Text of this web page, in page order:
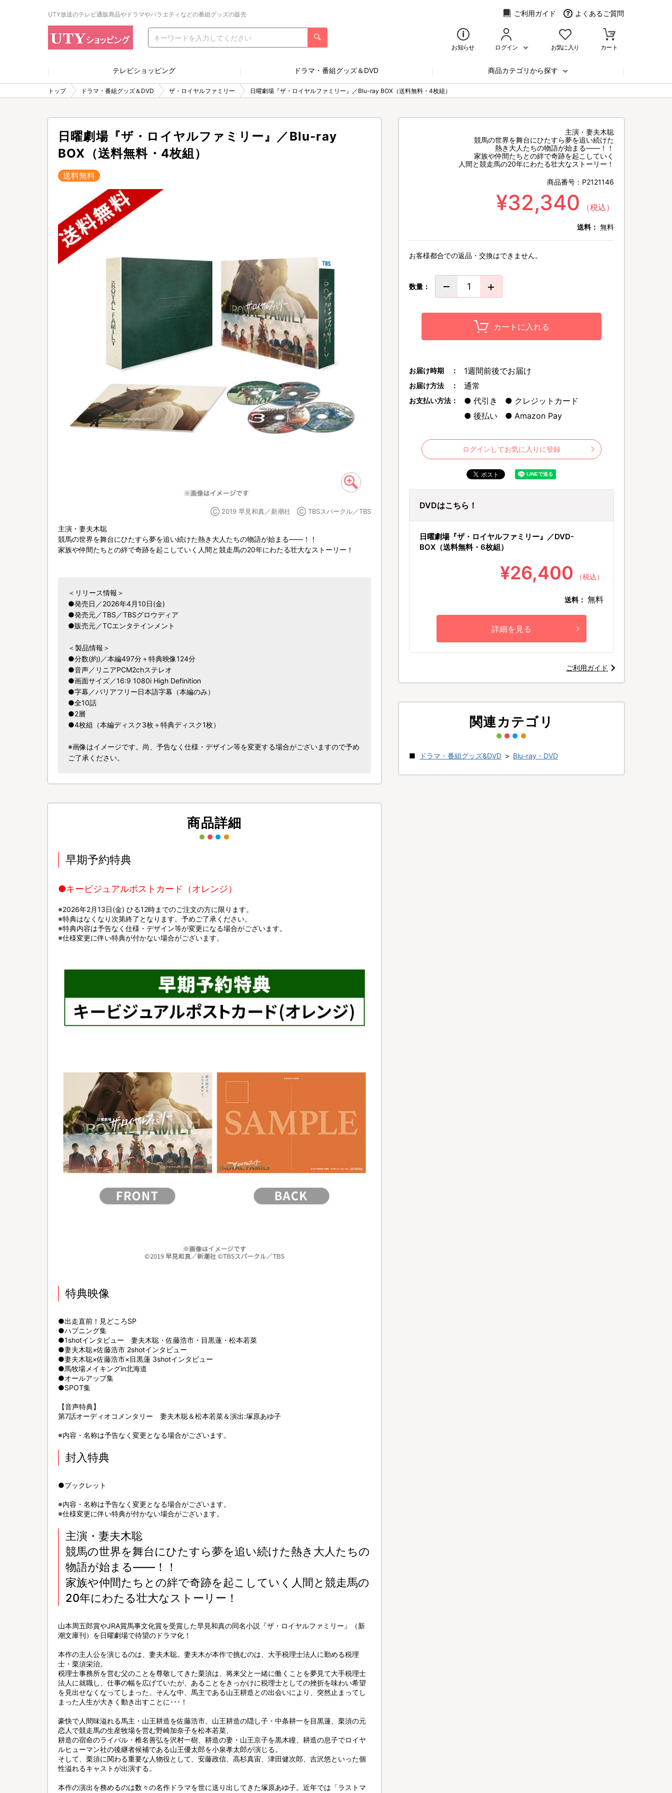
UTY放送のテレビ通販商品やドラマやバラエティなどの番組グッズの販売 ご利用ガイド よくあるご質問
お知らせ ログイン お気に入り カート
テレビショッピング ドラマ・番組グッズ＆DVD 商品カテゴリから探す
トップ ドラマ・番組グッズ＆DVD ザ・ロイヤルファミリー 日曜劇場『ザ・ロイヤルファミリー』／Blu-ray BOX（送料無料・4枚組）
日曜劇場『ザ・ロイヤルファミリー』／Blu-ray
BOX（送料無料・4枚組）
送料無料
Ⓒ 2019 早見和真／新潮社 Ⓒ TBSスパークル／TBS
主演・妻夫木聡
競馬の世界を舞台にひたすら夢を追い続けた熱き大人たちの物語が始まる――！！
家族や仲間たちとの絆で奇跡を起こしていく人間と競走馬の20年にわたる壮大なストーリー！
＜リリース情報＞
●発売日／2026年4月10日(金)
●発売元／TBS／TBSグロウディア
●販売元／TCエンタテインメント
＜製品情報＞
●分数(約)／本編497分＋特典映像124分
●音声／リニアPCM2chステレオ
●画面サイズ／16:9 1080i High Definition
●字幕／バリアフリー日本語字幕（本編のみ）
●全10話
●2層
●4枚組（本編ディスク3枚＋特典ディスク1枚）
※画像はイメージです。尚、予告なく仕様・デザイン等を変更する場合がございますので予め
ご了承ください。
商品詳細
早期予約特典
●キービジュアルポストカード（オレンジ）
※2026年2月13日(金) ひる12時までのご注文の方に限ります。
※特典はなくなり次第終了となります。予めご了承ください。
※特典内容は予告なく仕様・デザイン等が変更になる場合がございます。
※仕様変更に伴い特典が付かない場合がございます。
特典映像
●出走直前！見どころSP
●ハプニング集
●1shotインタビュー 妻夫木聡・佐藤浩市・目黒蓮・松本若菜
●妻夫木聡×佐藤浩市 2shotインタビュー
●妻夫木聡×佐藤浩市×目黒蓮 3shotインタビュー
●馬牧場メイキングin北海道
●オールアップ集
●SPOT集
【音声特典】
第7話オーディオコメンタリー 妻夫木聡＆松本若菜＆演出:塚原あゆ子
※内容・名称は予告なく変更となる場合がございます。
封入特典
●ブックレット
※内容・名称は予告なく変更となる場合がございます。
※仕様変更に伴い特典が付かない場合がございます。
主演・妻夫木聡
競馬の世界を舞台にひたすら夢を追い続けた熱き大人たちの
物語が始まる――！！
家族や仲間たちとの絆で奇跡を起こしていく人間と競走馬の
20年にわたる壮大なストーリー！
山本周五郎賞やJRA賞馬事文化賞を受賞した早見和真の同名小説『ザ・ロイヤルファミリー』（新
潮文庫刊）を日曜劇場で待望のドラマ化！
本作の主人公を演じるのは、妻夫木聡。妻夫木が本作で挑むのは、大手税理士法人に勤める税理
士・栗須栄治。
税理士事務所を営む父のことを尊敬してきた栗須は、将来父と一緒に働くことを夢見て大手税理士
法人に就職し、仕事の幅を広げていたが、あることをきっかけに税理士としての挫折を味わい希望
を見出せなくなってしまった。そんな中、馬主である山王耕造との出会いにより、突然止まってし
まった人生が大きく動き出すことに･･･！
豪快で人間味溢れる馬主・山王耕造を佐藤浩市、山王耕造の隠し子・中条耕一を目黒蓮、栗須の元
恋人で競走馬の生産牧場を営む野崎加奈子を松本若菜、
耕造の宿命のライバル・椎名善弘を沢村一樹、耕造の妻・山王京子を黒木瞳、耕造の息子でロイヤ
ルヒューマン社の後継者候補である山王優太郎を小泉孝太郎が演じる。
そして、栗須に関わる重要な人物役として、安藤政信、高杉真宙、津田健次郎、吉沢悠といった個
性溢れるキャストが出演する。
本作の演出を務めるのは数々の名作ドラマを世に送り出してきた塚原あゆ子。近年では「ラストマ
主演・妻夫木聡
競馬の世界を舞台にひたすら夢を追い続けた
熱き大人たちの物語が始まる――！！
家族や仲間たちとの絆で奇跡を起こしていく
人間と競走馬の20年にわたる壮大なストーリー！
商品番号： P2121146
¥32,340 （税込）
送料： 無料
お客様都合での返品・交換はできません。
数量：
カートに入れる
お届け時期 ： 1週間前後でお届け
お届け方法 ： 通常
お支払い方法： 代引き
クレジットカード
後払い
Amazon Pay
ログインしてお気に入りに登録
DVDはこちら！
日曜劇場『ザ・ロイヤルファミリー』／DVD-
BOX（送料無料・6枚組）
¥26,400 （税込）
送料： 無料
詳細を見る
ご利用ガイド
関連カテゴリ
ドラマ・番組グッズ&DVD > Blu-ray・DVD